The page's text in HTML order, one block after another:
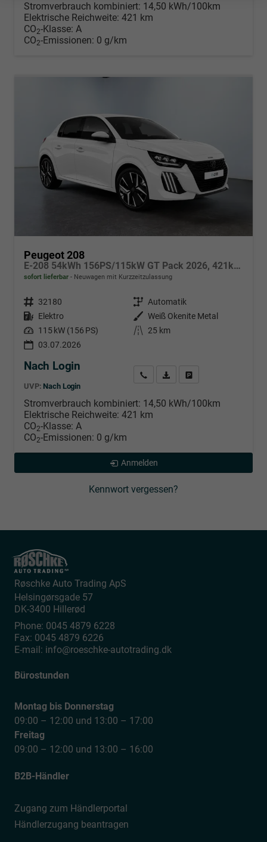
Stromverbrauch kombiniert: 14,50 kWh/100km
Elektrische Reichweite: 421 km
CO2-Klasse: A
CO2-Emissionen: 0 g/km
Peugeot 208
E-208 54kWh 156PS/115kW GT Pack 2026, 421km WLTP | +17" ALU +Glasdach +RFK +Adaptiver Tempomat +P.Sensor V+H +EL. Fahrersitz +Massage +Apple CarPlay +Wärmepumpe
sofort lieferbar Neuwagen mit Kurzzeitzulassung
Fahrzeugnr. 32180 Getriebe Automatik
Kraftstoff Elektro Außenfarbe Weiß Okenite Metal
Leistung 115 kW (156 PS) Kilometerstand
25 km
03.07.2026
Nach Login
UVP: Nach Login
Wir rufen Sie anPDF-Datei, Fahrzeugexposé
Stromverbrauch kombiniert: 14,50 kWh/100km
Elektrische Reichweite: 421 km
CO2-Klasse: A
CO2-Emissionen: 0 g/km
Anmelden
Kennwort vergessen?
Røschke Auto Trading ApS
Helsingørsgade 57
DK-3400 Hillerød
Phone: 0045 4879 6228
Fax: 0045 4879 6226
E-mail: info@roeschke-autotrading.dk
Bürostunden
Montag bis Donnerstag
09:00 – 12:00 und 13:00 – 17:00
Freitag
09:00 – 12:00 und 13:00 – 16:00
B2B-Händler
Zugang zum Händlerportal
Händlerzugang beantragen